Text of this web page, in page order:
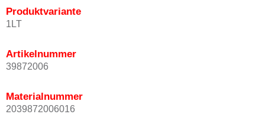
Produktvariante
1LT
Artikelnummer
39872006
Materialnummer
2039872006016